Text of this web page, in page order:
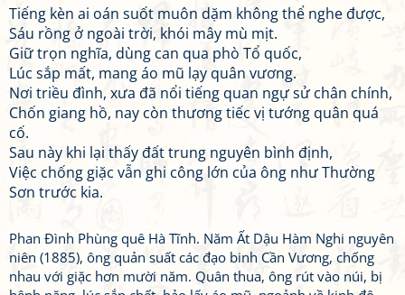
Tiếng kèn ai oán suốt muôn dặm không thể nghe được,
Sáu rồng ở ngoài trời, khói mây mù mịt.
Giữ trọn nghĩa, dùng can qua phò Tổ quốc,
Lúc sắp mất, mang áo mũ lạy quân vương.
Nơi triều đình, xưa đã nổi tiếng quan ngự sử chân chính,
Chốn giang hồ, nay còn thương tiếc vị tướng quân quá
cố.
Sau này khi lại thấy đất trung nguyên bình định,
Việc chống giặc vẫn ghi công lớn của ông như Thường
Sơn trước kia.
Phan Đình Phùng quê Hà Tĩnh. Năm Ất Dậu Hàm Nghi nguyên
niên (1885), ông quản suất các đạo binh Cần Vương, chống
nhau với giặc hơn mười năm. Quân thua, ông rút vào núi, bị